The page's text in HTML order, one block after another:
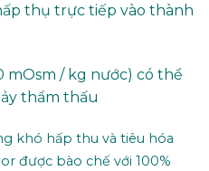
thụ trực tiếp vào thành
/ kg nước) có thể
thẩm thấu
khó hấp thu và tiêu hóa
được bào chế với 100%